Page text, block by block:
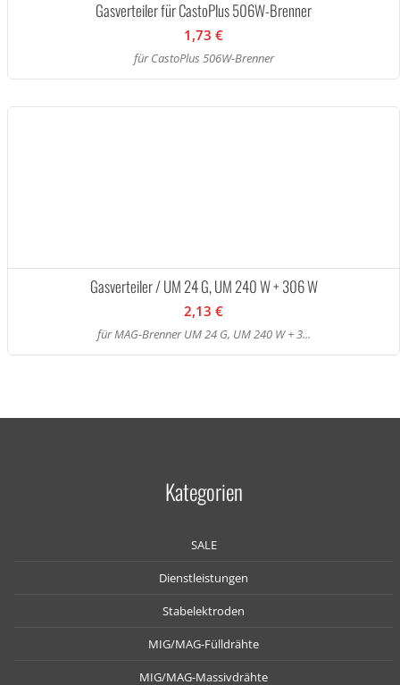
Gasverteiler für CastoPlus 506W-Brenner
1,73 €
für CastoPlus 506W-Brenner
Gasverteiler / UM 24 G, UM 240 W + 306 W
2,13 €
für MAG-Brenner UM 24 G, UM 240 W + 3...
Kategorien
SALE
Dienstleistungen
Stabelektroden
MIG/MAG-Fülldrähte
MIG/MAG-Massivdrähte